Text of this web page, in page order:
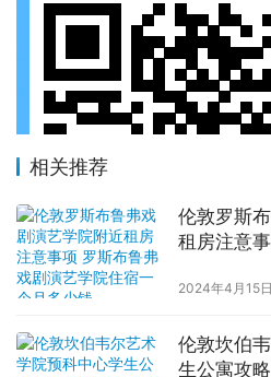
相关推荐
伦敦罗斯
租房注意
2024年4月15日
伦敦坎伯
生公寓攻